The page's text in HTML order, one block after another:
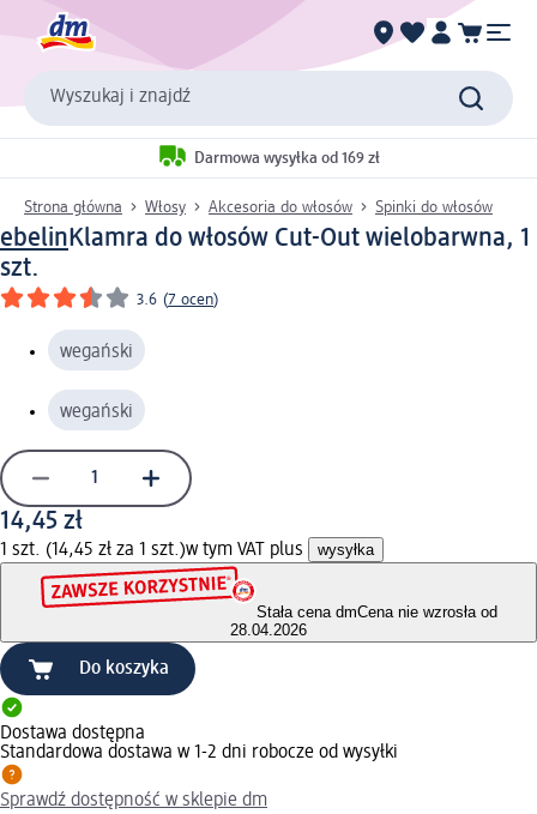
Wyszukaj i znajdź
Darmowa wysyłka od 169 zł
Strona główna Włosy Akcesoria do włosów Spinki do włosów
ebelin Klamra do włosów Cut-Out wielobarwna, 1
szt.
3.6 (7 ocen)
wegański
wegański
14,45 zł
1 szt. (14,45 zł za 1 szt.)w tym VAT plus wysyłka
Stała cena dmCena nie wzrosła od
28.04.2026
Do koszyka
Dostawa dostępna
Standardowa dostawa w 1-2 dni robocze od wysyłki
Sprawdź dostępność w sklepie dm